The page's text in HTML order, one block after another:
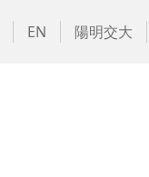
EN 陽明交大